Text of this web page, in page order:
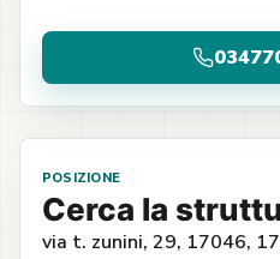
POSIZIONE
Cerca la
via t. zunini, 29, 17046,